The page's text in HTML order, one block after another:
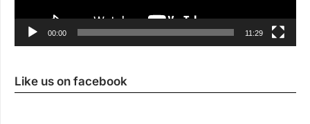
00:00 11:29
Like us on facebook